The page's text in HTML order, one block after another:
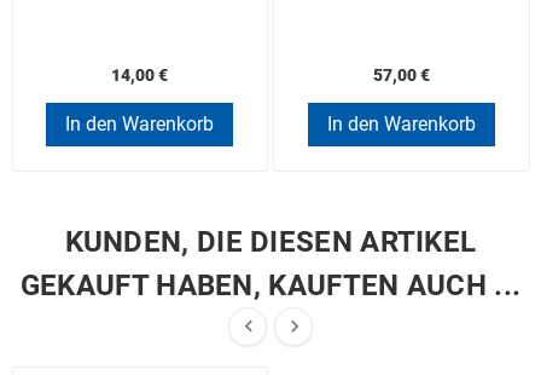
14,00 €
In den Warenkorb
57,00 €
In den Warenkorb
KUNDEN, DIE DIESEN ARTIKEL
GEKAUFT HABEN, KAUFTEN AUCH ...
 